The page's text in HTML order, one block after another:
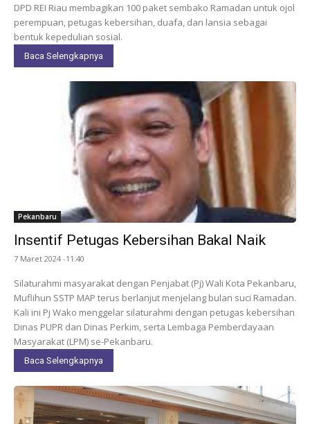
DPD REI Riau membagikan 100 paket sembako Ramadan untuk ojol
perempuan, petugas kebersihan, duafa, dan lansia sebagai
bentuk kepedulian sosial.
Baca Selengkapnya
Pekanbaru
Insentif Petugas Kebersihan Bakal Naik
7 Maret 2024 -11:40
Silaturahmi masyarakat dengan Penjabat (Pj) Wali Kota Pekanbaru,
Muflihun SSTP MAP terus berlanjut menjelang bulan suci Ramadan.
Kali ini Pj Wako menggelar silaturahmi dengan petugas kebersihan
Dinas PUPR dan Dinas Perkim, serta Lembaga Pemberdayaan
Masyarakat (LPM) se-Pekanbaru.
Baca Selengkapnya